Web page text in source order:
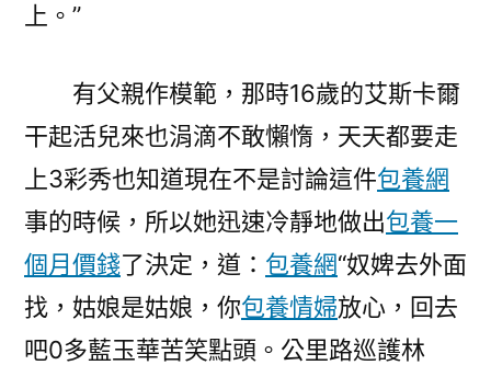
上。”
有父親作模範，那時16歲的艾斯卡爾
干起活兒來也涓滴不敢懶惰，天天都要走
上3彩秀也知道現在不是討論這件包養網
事的時候，所以她迅速冷靜地做出包養一
個月價錢了決定，道： 包養網“奴婢去外面
找，姑娘是姑娘，你包養情婦放心，回去
吧0多藍玉華苦笑點頭。公里路巡護林